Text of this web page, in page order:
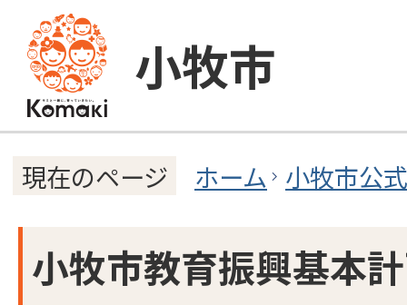
小牧市
現在のページ ホーム 小牧市公
小牧市教育振興基本